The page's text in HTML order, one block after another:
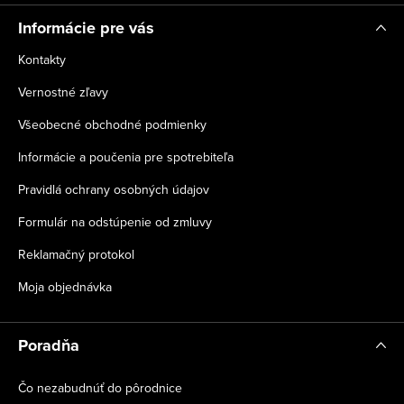
Informácie pre vás
Kontakty
Vernostné zľavy
Všeobecné obchodné podmienky
Informácie a poučenia pre spotrebiteľa
Pravidlá ochrany osobných údajov
Formulár na odstúpenie od zmluvy
Reklamačný protokol
Moja objednávka
Poradňa
Čo nezabudnúť do pôrodnice